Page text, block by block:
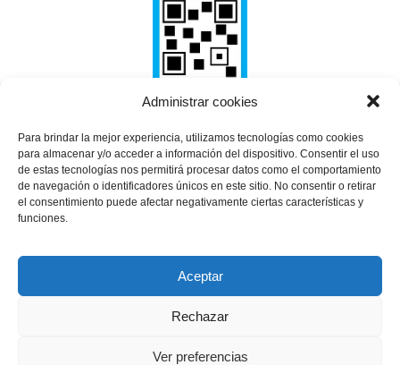
Administrar cookies
Para brindar la mejor experiencia, utilizamos tecnologías como cookies
para almacenar y/o acceder a información del dispositivo. Consentir el uso
de estas tecnologías nos permitirá procesar datos como el comportamiento
de navegación o identificadores únicos en este sitio. No consentir o retirar
el consentimiento puede afectar negativamente ciertas características y
funciones.
Aceptar
Rechazar
Ver preferencias
SHARE THIS SELECTION
Tweet